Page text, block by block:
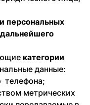
персональных
категории
данные:
телефона;
метрических